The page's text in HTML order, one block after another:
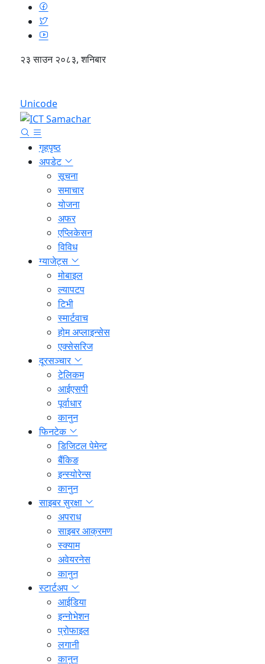
२३ साउन २०८३, शनिबार
Unicode
गृहपृष्ठ
अपडेट
सूचना
समाचार
योजना
अफर
एप्लिकेसन
विविध
ग्याजेट्स
मोबाइल
ल्यापटप
टिभी
स्मार्टवाच
होम अप्लाइन्सेस
एक्सेसरिज
दूरसञ्चार
टेलिकम
आईएसपी
पूर्वाधार
कानुन
फिनटेक
डिजिटल पेमेन्ट
बैंकिङ
इन्स्योरेन्स
कानुन
साइबर सुरक्षा
अपराध
साइबर आक्रमण
स्क्याम
अवेयरनेस
कानुन
स्टार्टअप
आईडिया
इन्नोभेशन
प्रोफाइल
लगानी
कानुन